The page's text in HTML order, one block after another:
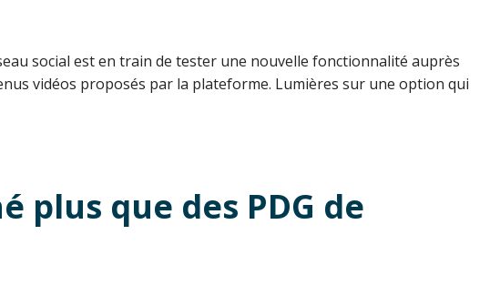
social est en train de tester une nouvelle fonctionnalité auprès
vidéos proposés par la plateforme. Lumières sur une option qui
plus que des PDG de